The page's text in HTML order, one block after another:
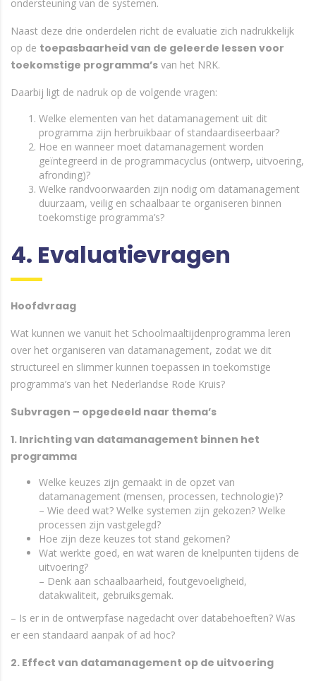
ondersteuning van de systemen.
Naast deze drie onderdelen richt de evaluatie zich nadrukkelijk
op de toepasbaarheid van de geleerde lessen voor
toekomstige programma’s van het NRK.
Daarbij ligt de nadruk op de volgende vragen:
Welke elementen van het datamanagement uit dit
programma zijn herbruikbaar of standaardiseerbaar?
Hoe en wanneer moet datamanagement worden
geïntegreerd in de programmacyclus (ontwerp, uitvoering,
afronding)?
Welke randvoorwaarden zijn nodig om datamanagement
duurzaam, veilig en schaalbaar te organiseren binnen
toekomstige programma’s?
4. Evaluatievragen
Hoofdvraag
Wat kunnen we vanuit het Schoolmaaltijdenprogramma leren
over het organiseren van datamanagement, zodat we dit
structureel en slimmer kunnen toepassen in toekomstige
programma’s van het Nederlandse Rode Kruis?
Subvragen – opgedeeld naar thema’s
1. Inrichting van datamanagement binnen het
programma
Welke keuzes zijn gemaakt in de opzet van
datamanagement (mensen, processen, technologie)?
– Wie deed wat? Welke systemen zijn gekozen? Welke
processen zijn vastgelegd?
Hoe zijn deze keuzes tot stand gekomen?
Wat werkte goed, en wat waren de knelpunten tijdens de
uitvoering?
– Denk aan schaalbaarheid, foutgevoeligheid,
datakwaliteit, gebruiksgemak.
– Is er in de ontwerpfase nagedacht over databehoeften? Was
er een standaard aanpak of ad hoc?
2. Effect van datamanagement op de uitvoering